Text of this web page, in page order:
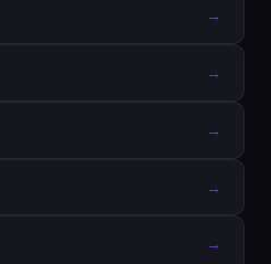
→
→
→
→
→